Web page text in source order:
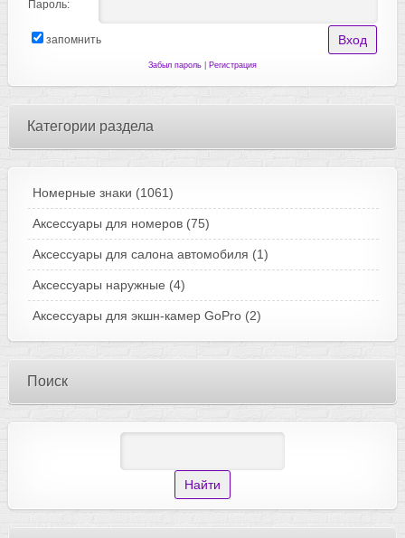
Пароль:
запомнить
Забыл пароль| Регистрация
Категории раздела
Номерные знаки (1061)
Аксессуары для номеров (75)
Аксессуары для салона автомобиля (1)
Аксессуары наружные (4)
Аксессуары для экшн-камер GoPro (2)
Поиск